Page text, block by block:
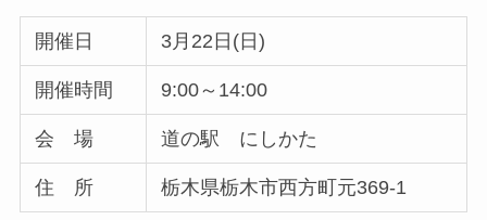
開催日 3月22日(日)
開催時間 9:00～14:00
会 場 道の駅 にしかた
住 所 栃木県栃木市西方町元369-1